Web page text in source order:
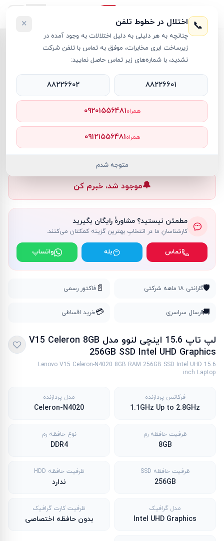
V15
RT38884
ناموجود
🔔موجود شد، خبرم کن
مطمئن نیستید؟ مشاورهٔ رایگان بگیرید
کارشناسانِ ما در انتخابِ بهترین گزینه کمکتان می‌کنند.
تماس بله واتساپ
🛡️گارانتی ۱۸ ماهه شرکتی 📄 فاکتور رسمی
🚚ارسال سراسری 💳خرید اقساطی
لپ تاپ 15.6 اینچی لنوو مدل V15 Celeron 8GB
256GB SSD Intel UHD Graphics
Lenovo V15 Celeron-N4020 8GB RAM 256GB SSD Intel UHD 15.6
inch Laptop
فرکانس پردازنده
1.1GHz Up to 2.8GHz
مدل پردازنده
Celeron-N4020
ظرفیت حافظه رم
8GB
نوع حافظه رم
DDR4
ظرفیت حافظه SSD
256GB
ظرفیت حافظه HDD
ندارد
مدل گرافیک
Intel UHD Graphics
ظرفیت کارت گرافیک
بدون حافظه اختصاصی
📞 اختلال در خطوط تلفن
چنانچه به هر دلیلی به دلیل اختلالات به وجود آمده در
زیرساخت ابری مخابرات، موفق به تماس با تلفن شرکت
نشدید، با شماره‌های زیر تماس حاصل نمایید:
×
۸۸۲۲۶۶۰۱ ۸۸۲۲۶۶۰۲
همراه۰۹۲۰۱۵۵۶۴۸۱
همراه۰۹۱۲۱۵۵۶۴۸۱
متوجه شدم